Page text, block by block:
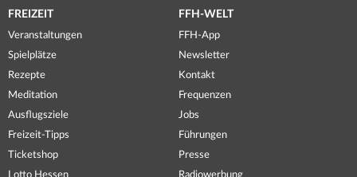
FREIZEIT
Veranstaltungen
Spielplätze
Rezepte
Meditation
Ausflugsziele
Freizeit-Tipps
Ticketshop
Lotto Hessen
FFH-WELT
FFH-App
Newsletter
Kontakt
Frequenzen
Jobs
Führungen
Presse
Radiowerbung